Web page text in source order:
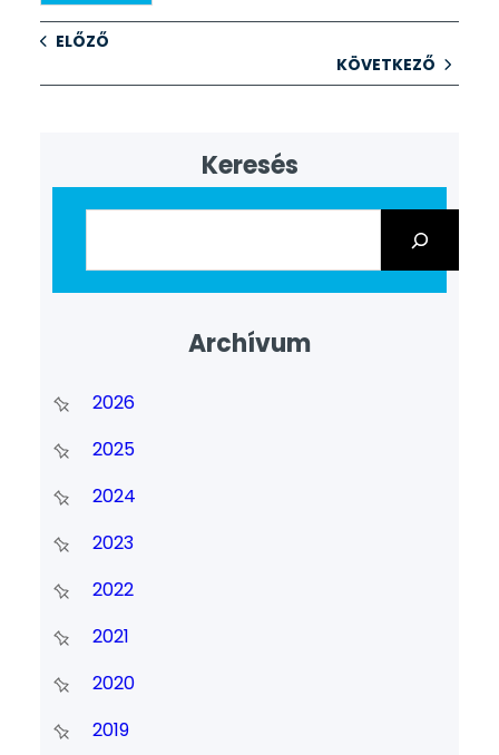
ELŐZŐ
KÖVETKEZŐ
Keresés
Archívum
2026
2025
2024
2023
2022
2021
2020
2019